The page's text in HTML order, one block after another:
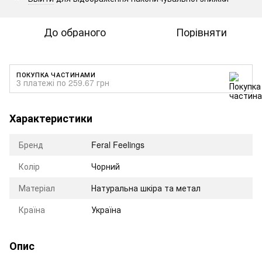
До обраного Порівняти
ПОКУПКА ЧАСТИНАМИ
3 платежі по 259.67 грн
Характеристики
Бренд
Feral Feelings
Колір
Чорний
Матеріал
Натуральна шкіра та метал
Країна
Україна
Опис